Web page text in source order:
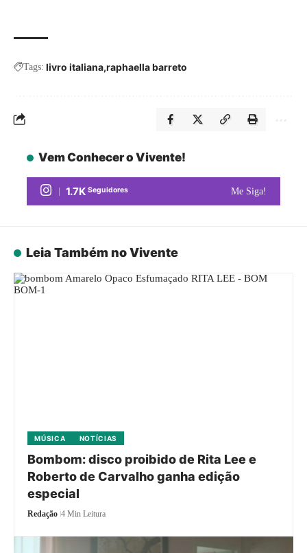
Tags: livro italiana raphaella barreto
Vem Conhecer o Vivente!
1.7K Seguidores Me Siga!
Leia Também no Vivente
MÚSICA NOTÍCIAS
Bombom: disco proibido de Rita Lee e
Roberto de Carvalho ganha edição
especial
Redação 4 Min Leitura